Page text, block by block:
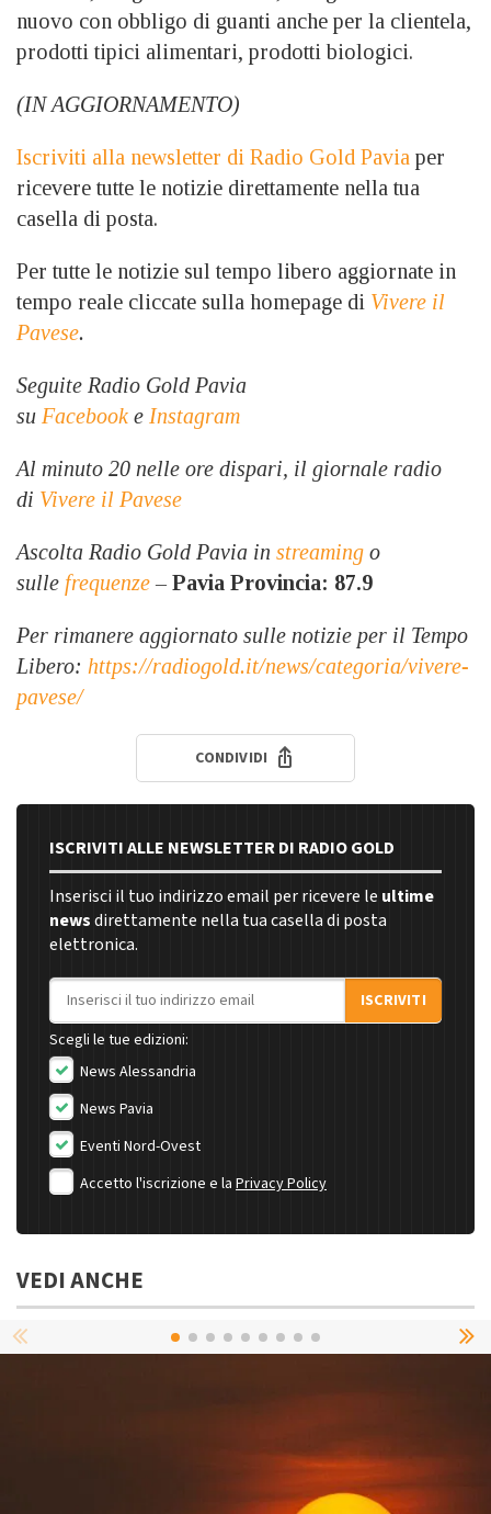
nuovo con obbligo di guanti anche per la clientela,
prodotti tipici alimentari, prodotti biologici.
(IN AGGIORNAMENTO)
Iscriviti alla newsletter di Radio Gold Pavia per
ricevere tutte le notizie direttamente nella tua
casella di posta.
Per tutte le notizie sul tempo libero aggiornate in
tempo reale cliccate sulla homepage di Vivere il
Pavese.
Seguite Radio Gold Pavia
su Facebook e Instagram
Al minuto 20 nelle ore dispari, il giornale radio
di Vivere il Pavese
Ascolta Radio Gold Pavia in streaming o
sulle frequenze– Pavia Provincia: 87.9
Per rimanere aggiornato sulle notizie per il Tempo
Libero: https://radiogold.it/news/categoria/vivere-
pavese/
CONDIVIDI
ISCRIVITI ALLE NEWSLETTER DI RADIO GOLD
Inserisci il tuo indirizzo email per ricevere le ultime
newsdirettamente nella tua casella di posta
elettronica.
Indirizzo email
ISCRIVITI
Scegli le tue edizioni:
News Alessandria
News Pavia
Eventi Nord-Ovest
Accetto l'iscrizione e la Privacy Policy
VEDI ANCHE